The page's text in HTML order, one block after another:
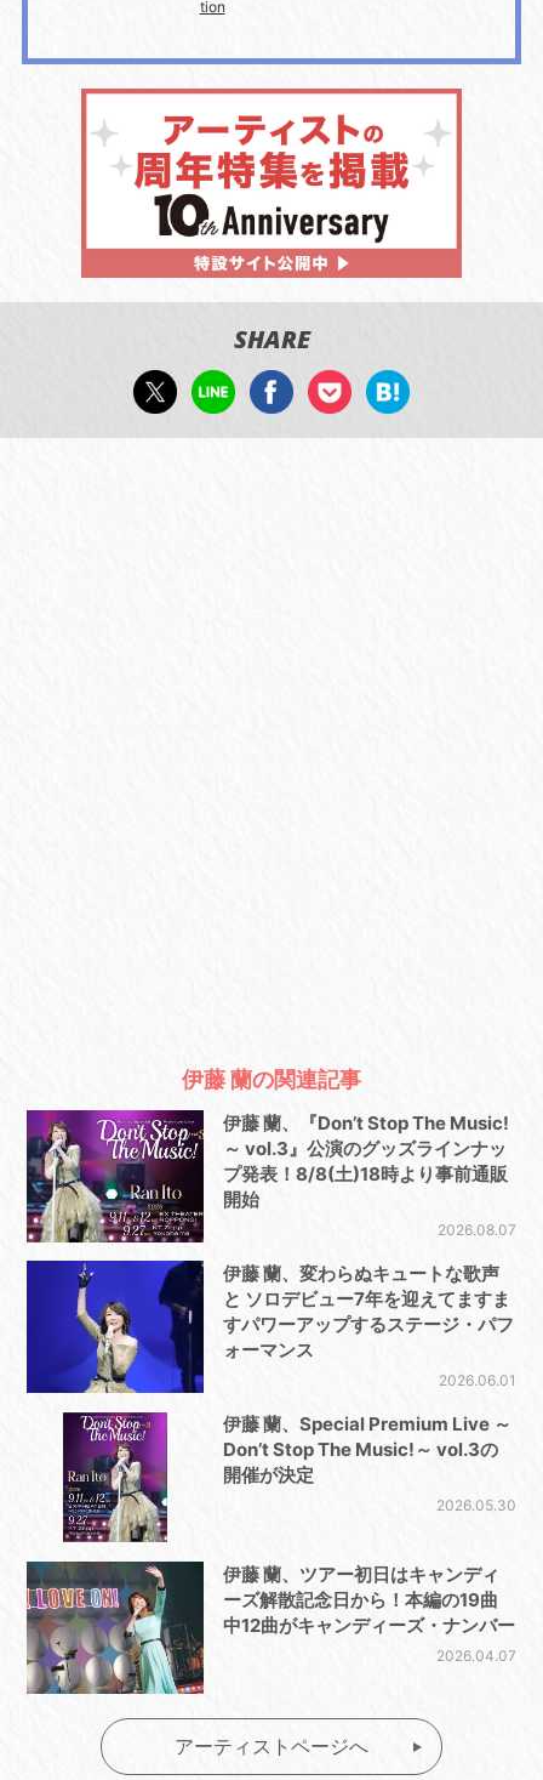
tion
SHARE
伊藤 蘭の関連記事
伊藤 蘭、『Don’t Stop The Music!
～ vol.3』公演のグッズラインナッ
プ発表！8/8(土)18時より事前通販
開始
2026.08.07
伊藤 蘭、変わらぬキュートな歌声
と ソロデビュー7年を迎えてますま
すパワーアップするステージ・パフ
ォーマンス
2026.06.01
伊藤 蘭、Special Premium Live ～
Don’t Stop The Music!～ vol.3の
開催が決定
2026.05.30
伊藤 蘭、ツアー初日はキャンディ
ーズ解散記念日から！本編の19曲
中12曲がキャンディーズ・ナンバー
2026.04.07
アーティストページへ